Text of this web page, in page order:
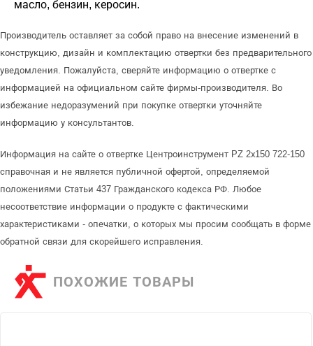
масло, бензин, керосин.
Производитель оставляет за собой право на внесение изменений в
конструкцию, дизайн и комплектацию отвертки без предварительного
уведомления. Пожалуйста, сверяйте информацию о отвертке с
информацией на официальном сайте фирмы-производителя. Во
избежание недоразумений при покупке отвертки уточняйте
информацию у консультантов.
Информация на сайте о отвертке Центроинструмент PZ 2х150 722-150
справочная и не является публичной офертой, определяемой
положениями Статьи 437 Гражданского кодекса РФ. Любое
несоответствие информации о продукте с фактическими
характеристиками - опечатки, о которых мы просим сообщать в форме
обратной связи для скорейшего исправления.
ПОХОЖИЕ ТОВАРЫ